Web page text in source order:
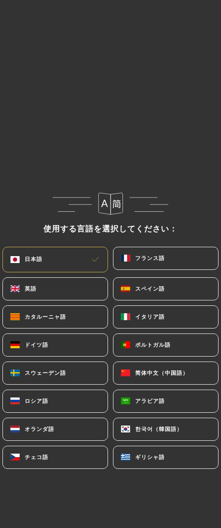
使用する言語を選択してください：
日本語 フランス語
英語 スペイン語
カタルーニャ語 イタリア語
ドイツ語 ポルトガル語
スウェーデン語 简体中文（中国語）
ロシア語 アラビア語
オランダ語 한국어（韓国語）
チェコ語 ギリシャ語
使用する言語を選択してください：
日本語 フランス語
英語 スペイン語
カタルーニャ語 イタリア語
ドイツ語 ポルトガル語
スウェーデン語 简体中文（中国語）
ロシア語 アラビア語
オランダ語 한국어（韓国語）
チェコ語 ギリシャ語